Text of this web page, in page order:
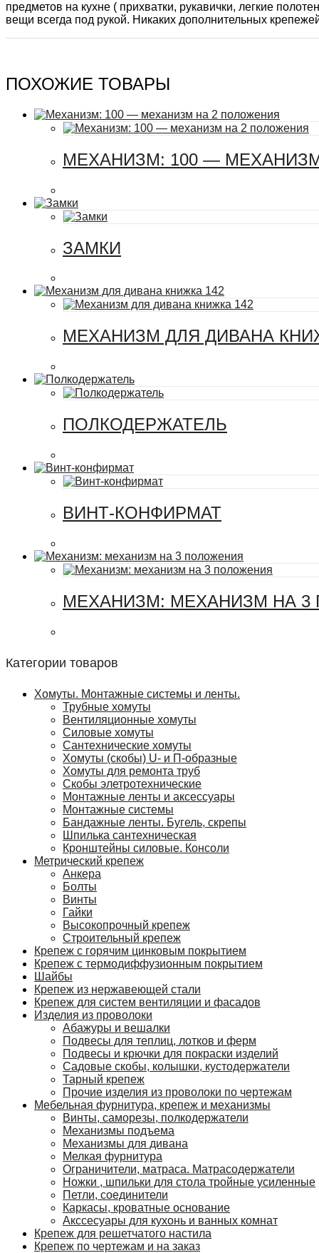
предметов на кухне ( прихватки, рукавички, легкие
вещи всегда под рукой. Никаких дополнительных
ПОХОЖИЕ ТОВАРЫ
МЕХАНИЗМ: 100 —
ЗАМКИ
МЕХАНИЗМ ДЛЯ ДИВАНА
ПОЛКОДЕРЖАТЕЛЬ
ВИНТ-КОНФИРМАТ
МЕХАНИЗМ: МЕХАНИЗМ НА
Категории товаров
Хомуты. Монтажные системы и ленты.
Трубные хомуты
Вентиляционные хомуты
Силовые хомуты
Сантехнические хомуты
Хомуты (скобы) U- и П-образные
Хомуты для ремонта труб
Скобы элетротехнические
Монтажные ленты и аксессуары
Монтажные системы
Бандажные ленты. Бугель, скрепы
Шпилька сантехническая
Кронштейны силовые. Консоли
Метрический крепеж
Анкера
Болты
Винты
Гайки
Высокопрочный крепеж
Строительный крепеж
Крепеж с горячим цинковым покрытием
Крепеж с термодиффузионным покрытием
Шайбы
Крепеж из нержавеющей стали
Крепеж для систем вентиляции и фасадов
Изделия из проволоки
Абажуры и вешалки
Подвесы для теплиц, лотков и ферм
Подвесы и крючки для покраски изделий
Садовые скобы, колышки, кустодержатели
Тарный крепеж
Прочие изделия из проволоки по чертежам
Мебельная фурнитура, крепеж и механизмы
Винты, саморезы, полкодержатели
Механизмы подъема
Механизмы для дивана
Мелкая фурнитура
Ограничители, матраса. Матрасодержатели
Ножки , шпильки для стола тройные усиленные
Петли, соединители
Каркасы, кроватные основание
Акссесуары для кухонь и ванных комнат
Крепеж для решетчатого настила
Крепеж по чертежам и на заказ